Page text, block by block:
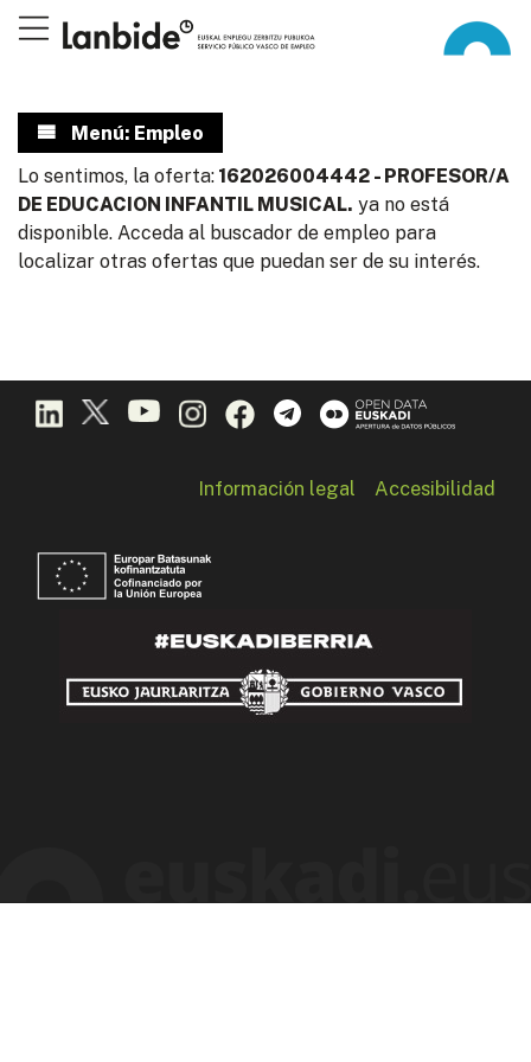
Menú: Empleo
Lo sentimos, la oferta: 162026004442 - PROFESOR/A
DE EDUCACION INFANTIL MUSICAL. ya no está
disponible. Acceda al buscador de empleo para
localizar otras ofertas que puedan ser de su interés.
Información legal Accesibilidad